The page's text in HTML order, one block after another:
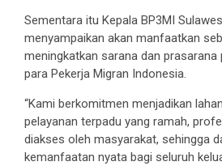
Sementara itu Kepala BP3MI
menyampaikan akan manfaatkan
meningkatkan sarana dan prasarana
para Pekerja Migran Indonesia.
“Kami berkomitmen menjadikan
pelayanan terpadu yang ramah,
diakses oleh masyarakat, sehingga
kemanfaatan nyata bagi seluruh